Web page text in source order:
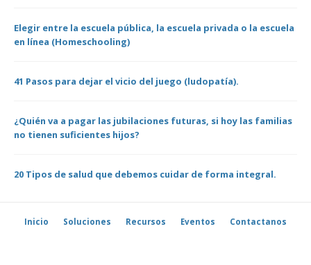
Elegir entre la escuela pública, la escuela privada o la escuela
en línea (Homeschooling)
41 Pasos para dejar el vicio del juego (ludopatía).
¿Quién va a pagar las jubilaciones futuras, si hoy las familias
no tienen suficientes hijos?
20 Tipos de salud que debemos cuidar de forma integral.
Inicio Soluciones Recursos Eventos Contactanos